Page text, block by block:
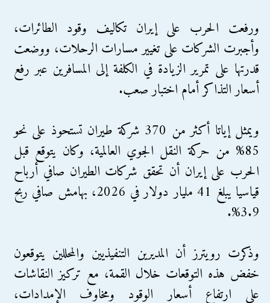
ورفعت الحرب على إيران تكاليف وقود الطائرات،
وأجبرت الشركات على تغيير مسارات الرحلات، ووضعت
قدرتها على تمرير الزيادة في الكلفة إلى المسافرين عبر رفع
أسعار التذاكر أمام اختبار صعب.
ويمثل إياتا أكثر من 370 شركة طيران تستحوذ على نحو
85% من حركة النقل الجوي العالمية، وكان يتوقع قبل
الحرب على إيران أن تحقق شركات الطيران صافي أرباح
قياسيا يبلغ 41 مليار دولار في 2026، بهامش صافي ربح
3.9%.
وذكرت رويترز أن المديرين التنفيذيين والمحللين يتوقعون
خفض هذه التوقعات خلال القمة، مع تركيز النقاشات
على ارتفاع أسعار الوقود ومخاوف الإمدادات،